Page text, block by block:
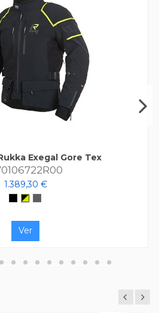
Exegal Gore Tex
1.389,30 €
Negro
Negro/Amarillo Flúor
Gris Oscuro
Ver